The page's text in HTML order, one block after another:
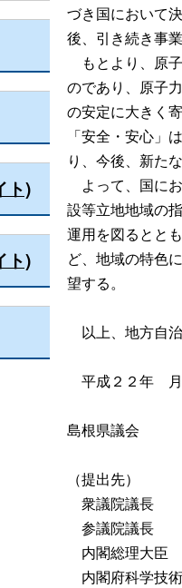
づき国において
後、引き続き事
もとより、原
のであり、原子
の安定に大きく
「安全・安心」
り、今後、新た
よって、国に
設等立地地域の
運用を図るとと
ど、地域の特色
望する。
以上、地方自
平成２２年
島根県議会
（提出先）
衆議院議長
参議院議長
内閣総理大臣
内閣府科学技
ト)
ト)